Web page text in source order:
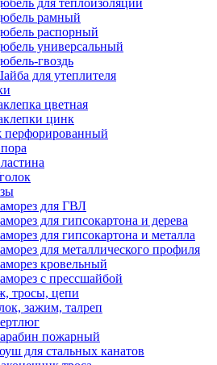
для теплоизоляции
рамный
распорный
универсальный
гвоздь
для утеплителя
цветная
цинк
перфорированный
для ГВЛ
для гипсокартона и дерева
для гипсокартона и металла
для металлического профиля
кровельный
с прессшайбой
тросы, цепи
зажим, талреп
пожарный
для стальных канатов